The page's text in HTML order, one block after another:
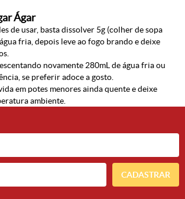
Ágar
de usar, basta dissolver 5g (colher de sopa
fria, depois leve ao fogo brando e deixe
novamente 280mL de água fria ou
se preferir adoce a gosto.
em potes menores ainda quente e deixe
ambiente.
CADASTRAR